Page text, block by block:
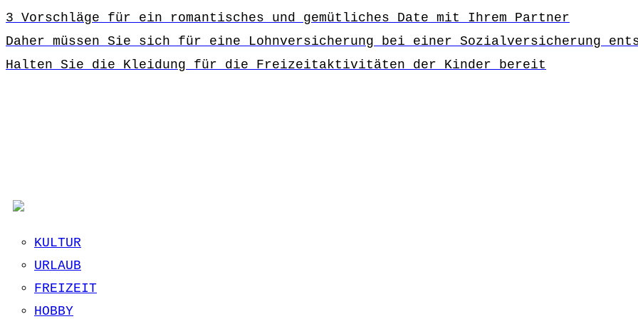
3 Vorschläge für ein romantisches und gemütliches Date mit Ihrem Partner
Daher müssen Sie sich für eine Lohnversicherung bei einer Sozialversicherung
Halten Sie die Kleidung für die Freizeitaktivitäten der Kinder bereit
KULTUR
URLAUB
FREIZEIT
HOBBY